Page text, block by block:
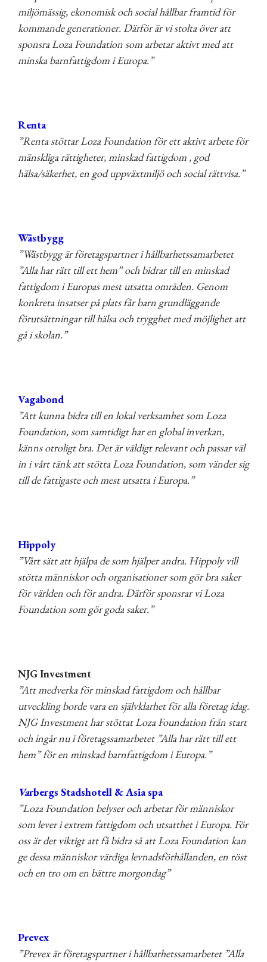
miljömässig, ekonomisk och social hållbar framtid för
kommande generationer. Därför är vi stolta över att
sponsra Loza Foundation som arbetar aktivt med att
minska barnfattigdom i Europa.”
Renta
”Renta stöttar Loza Foundation för ett aktivt arbete för
mänskliga rättigheter, minskad fattigdom , god
hälsa/säkerhet, en god uppväxtmiljö och social rättvisa.”
Wästbygg
”Wästbygg är företagspartner i hållbarhetssamarbetet
”Alla har rätt till ett hem” och bidrar till en minskad
fattigdom i Europas mest utsatta områden. Genom
konkreta insatser på plats får barn grundläggande
förutsättningar till hälsa och trygghet med möjlighet att
gå i skolan.”
Vagabond
”Att kunna bidra till en lokal verksamhet som Loza
Foundation, som samtidigt har en global inverkan,
känns otroligt bra. Det är väldigt relevant och passar väl
in i vårt tänk att stötta Loza Foundation, som vänder sig
till de fattigaste och mest utsatta i Europa.”
Hippoly
”Vårt sätt att hjälpa de som hjälper andra. Hippoly vill
stötta människor och organisationer som gör bra saker
för världen och för andra. Därför sponsrar vi Loza
Foundation som gör goda saker.”
NJG Investment
”Att medverka för minskad fattigdom och hållbar
utveckling borde vara en självklarhet för alla företag idag.
NJG Investment har stöttat Loza Foundation från start
och ingår nu i företagssamarbetet ”Alla har rätt till ett
hem” för en minskad barnfattigdom i Europa.”
Varbergs Stadshotell & Asia spa
”Loza Foundation belyser och arbetar för människor
som lever i extrem fattigdom och utsatthet i Europa. För
oss är det viktigt att få bidra så att Loza Foundation kan
ge dessa människor värdiga levnadsförhållanden, en röst
och en tro om en bättre morgondag”
Prevex
”Prevex är företagspartner i hållbarhetssamarbetet ”Alla